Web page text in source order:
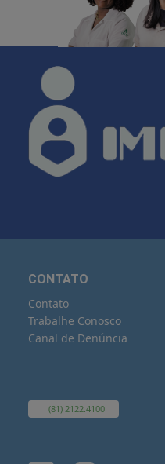
CONTATO
Contato
Trabalhe Conosco
Canal de Denúncia
(81) 2122.4100